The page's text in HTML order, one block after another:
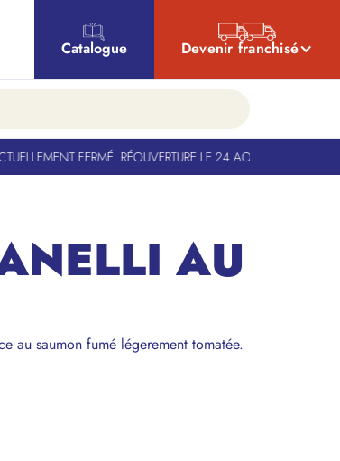
Catalogue Devenir franchisé
FERMÉ. RÉOUVERTURE LE 24 AOÛT-
AU
au saumon fumé légerement tomatée.